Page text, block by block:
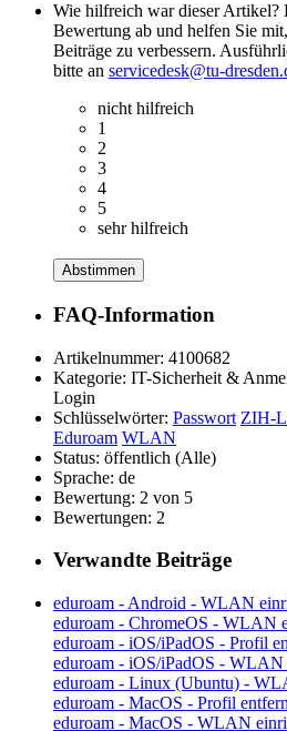
Wie hilfreich war dieser Artikel?
Bewertung ab und helfen Sie
Beiträge zu verbessern.
bitte an servicedesk@tu-
nicht hilfreich
1
2
3
4
5
sehr hilfreich
Abstimmen
FAQ-Information
Artikelnummer: 4100682
Kategorie: IT-Sicherheit &
Login
Schlüsselwörter: Passwort ZIH-
Eduroam WLAN
Status: öffentlich (Alle)
Sprache: de
Bewertung: 2 von 5
Bewertungen: 2
Verwandte Beiträge
eduroam - Android - WLAN
eduroam - ChromeOS - WLAN
eduroam - iOS/iPadOS - Profil
eduroam - iOS/iPadOS - WLAN
eduroam - Linux (Ubuntu) -
eduroam - MacOS - Profil
eduroam - MacOS - WLAN